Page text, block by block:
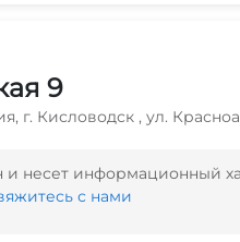
9
г. Кисловодск , ул.
несет информационный
с нами